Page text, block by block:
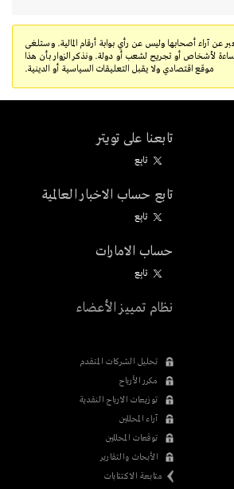
تعبر عن آراء أصحابها وليس عن رأي بوابة أرقام المالية. وستلغى
لأشخاص أو تجريح لشعب أو دولة. ونذكر الزوار بأن هذا
موقع اقتصادي ولا يقبل التعليقات السياسية أو الدينية.
تابعنا على تويتر
تابِع
تابع حساب الاخبار العالمية
تابِع
حساب الامارات
تابِع
نظام تمييز الأعضاء
تحليل الشركات المتقدم
مكرر الأرباح
توزيعات الارباح النقدية
آراء المحللين
توقعات المحللين
الأبحاث والتقارير
متابعة الاكتتابات